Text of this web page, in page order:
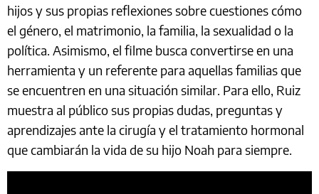
hijos y sus propias reflexiones sobre cuestiones cómo
el género, el matrimonio, la familia, la sexualidad o la
política. Asimismo, el filme busca convertirse en una
herramienta y un referente para aquellas familias que
se encuentren en una situación similar. Para ello, Ruiz
muestra al público sus propias dudas, preguntas y
aprendizajes ante la cirugía y el tratamiento hormonal
que cambiarán la vida de su hijo Noah para siempre.